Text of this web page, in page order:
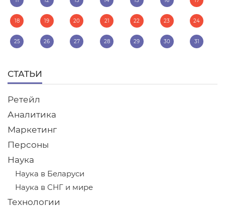
18 19 20 21 22 23 24
25 26 27 28 29 30 31
СТАТЬИ
Ретейл
Аналитика
Маркетинг
Персоны
Наука
Наука в Беларуси
Наука в СНГ и мире
Технологии